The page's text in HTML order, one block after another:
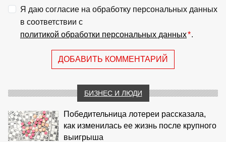
Я даю согласие на обработку персональных данных
в соответствии с
политикой обработки персональных данных*.
ДОБАВИТЬ КОММЕНТАРИЙ
БИЗНЕС И ЛЮДИ
Победительница лотереи рассказала,
как изменилась ее жизнь после крупного
выигрыша